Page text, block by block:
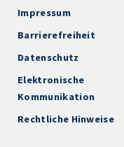
Impressum
Barrierefreiheit
Datenschutz
Elektronische
Kommunikation
Rechtliche Hinweise